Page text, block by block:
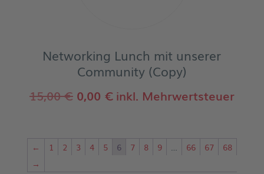
Networking Lunch mit unserer
Community (Copy)
15,00€ Ursprünglicher
15,00 €
0,00 €Aktueller
0,00 €.
inkl. Mehrwertsteuer
← 1 2 3 4 5 6 7 8 9 66 67
68
→